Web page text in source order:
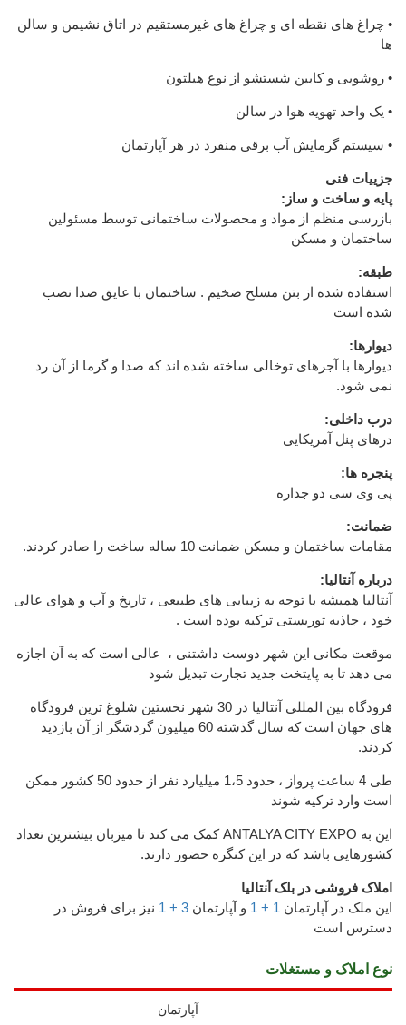
• چراغ های نقطه ای و چراغ های غیرمستقیم در اتاق نشیمن و سالن
ها
• روشویی و کابین شستشو از نوع هیلتون
• یک واحد تهویه هوا در سالن
• سیستم گرمایش آب برقی منفرد در هر آپارتمان
جزییات فنی
پایه و ساخت و ساز:
بازرسی منظم از مواد و محصولات ساختمانی توسط مسئولین
ساختمان و مسکن
طبقه:
استفاده شده از بتن مسلح ضخیم . ساختمان با عایق صدا نصب
شده است
دیوارها:
دیوارها با آجرهای توخالی ساخته شده اند که صدا و گرما از آن رد
نمی شود.
درب داخلی:
درهای پنل آمریکایی
پنجره ها:
پی وی سی دو جداره
ضمانت:
مقامات ساختمان و مسکن ضمانت 10 ساله ساخت را صادر کردند.
درباره آنتالیا:
آنتالیا همیشه با توجه به زیبایی های طبیعی ، تاریخ و آب و هوای عالی
خود ، جاذبه توریستی ترکیه بوده است .
موقعت مکانی این شهر دوست داشتنی ، عالی است که به آن اجازه
می دهد تا به پایتخت جدید تجارت تبدیل شود
فرودگاه بین المللی آنتالیا در 30 شهر نخستین شلوغ ترین فرودگاه
های جهان است که سال گذشته 60 میلیون گردشگر از آن بازدید
کردند.
طی 4 ساعت پرواز ، حدود 1،5 میلیارد نفر از حدود 50 کشور ممکن
است وارد ترکیه شوند
این به ANTALYA CITY EXPO کمک می کند تا میزبان بیشترین تعداد
کشورهایی باشد که در این کنگره حضور دارند.
املاک فروشی در بلک آنتالیا
این ملک در آپارتمان 1 + 1 و آپارتمان
نیز برای فروش در
دسترس است
نوع املاک و مستغلات
آپارتمان